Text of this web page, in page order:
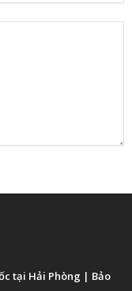
tại Hải Phòng | Bảo